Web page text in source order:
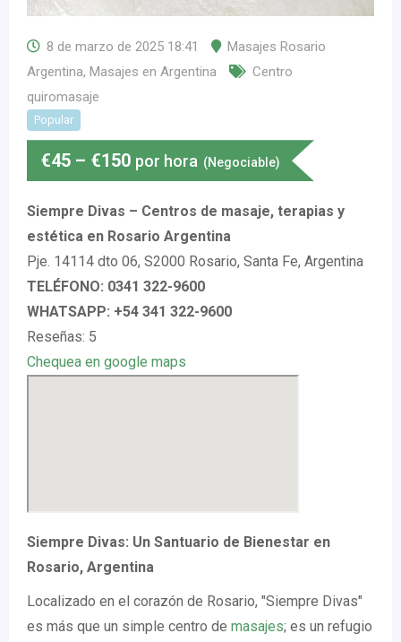
8 de marzo de 2025 18:41
Masajes Rosario
Argentina, Masajes en Argentina
Centro
quiromasaje
Popular
€45 – €150 por hora (Negociable)
Siempre Divas – Centros de masaje, terapias y
estética en Rosario Argentina
Pje. 14114 dto 06, S2000 Rosario, Santa Fe, Argentina
TELÉFONO: 0341 322-9600
WHATSAPP: +54 341 322-9600
Reseñas: 5
Chequea en google maps
Siempre Divas: Un Santuario de Bienestar en
Rosario, Argentina
Localizado en el corazón de Rosario, "Siempre Divas"
es más que un simple centro de masajes; es un refugio